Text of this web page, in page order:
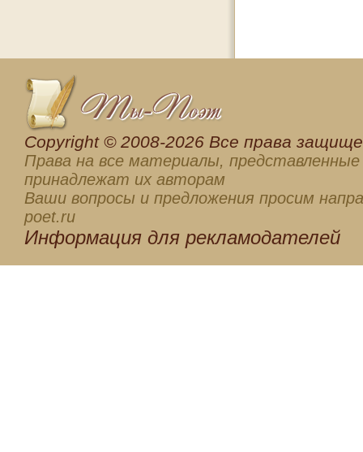
Сopyright © 2008-2026 Все права
Права на все материалы, представленные
принадлежат их авторам
Ваши вопросы и предложения просим
poet.ru
Информация для рекламодателей